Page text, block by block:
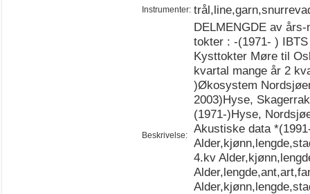
Instrumenter:
Beskrivelse:
DELMENGDE av
tokter : -(1971- )
Kysttokter Møre til
kvartal mange år 2
)Økosystem
2003)Hyse,
(1971-)Hyse,
Akustiske data
4.kv